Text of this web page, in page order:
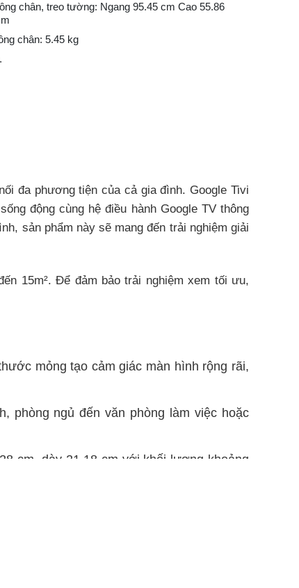
chân, treo tường: Ngang 95.45 cm Cao 55.86
chân: 5.45 kg
đa phương tiện của cả gia đình. Google Tivi
động cùng hệ điều hành Google TV thông
sản phẩm này sẽ mang đến trải nghiệm giải
15m². Để đảm bảo trải nghiệm xem tối ưu,
mỏng tạo cảm giác màn hình rộng rãi,
phòng ngủ đến văn phòng làm việc hoặc
cm, dày 21.18 cm với khối lượng khoảng
khối lượng 5.45 kg, giúp tiết kiệm diện